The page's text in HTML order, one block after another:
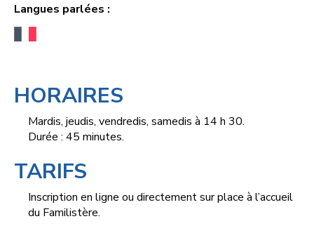
Langues parlées :
HORAIRES
Mardis, jeudis, vendredis, samedis à 14 h 30.
Durée : 45 minutes.
TARIFS
Inscription en ligne ou directement sur place à l’accueil
du Familistère.